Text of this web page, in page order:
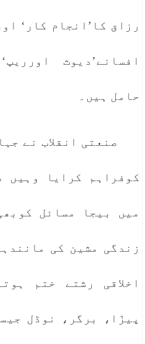
رزاق کا’انجام کار‘
افسانے’دیوث
حامل ہیں۔
صنعتی انقلاب نے
کوفراہم کرایا وہیں
میں بیجا مسائل
زندگی مشین کی
اخلاقی رشتے ختم
پیزّا، برگر، نوڈل